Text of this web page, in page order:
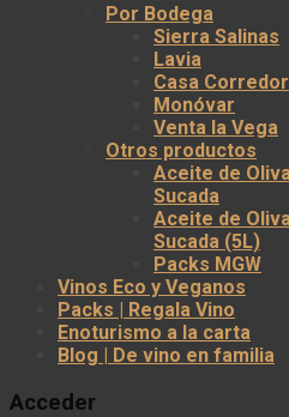
Por Bodega
Sierra Salinas
Lavia
Casa Corredor
Monóvar
Venta la Vega
Otros productos
Aceite de
Sucada
Aceite de
Sucada (5L)
Packs MGW
Vinos Eco y Veganos
Packs | Regala Vino
Enoturismo a la carta
Blog | De vino en familia
Acceder